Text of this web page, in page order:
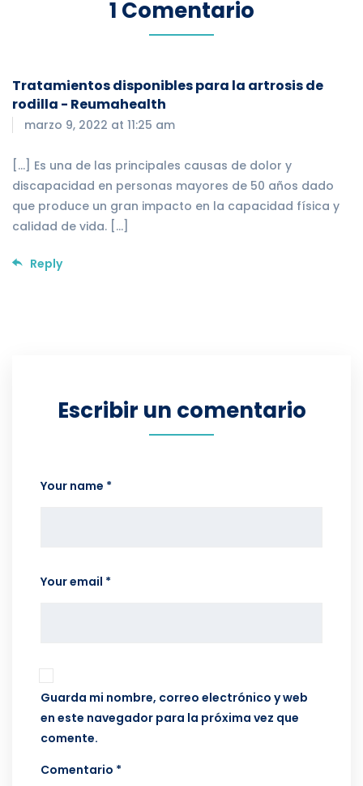
1 Comentario
Tratamientos disponibles para la artrosis de
rodilla - Reumahealth
marzo 9, 2022 at 11:25 am
[…] Es una de las principales causas de dolor y
discapacidad en personas mayores de 50 años dado
que produce un gran impacto en la capacidad física y
calidad de vida. […]
Reply
Escribir un comentario
Your name *
Your email *
Guarda mi nombre, correo electrónico y web
en este navegador para la próxima vez que
comente.
Comentario *